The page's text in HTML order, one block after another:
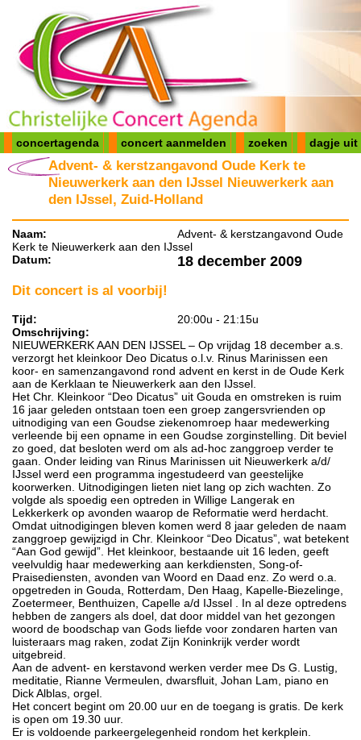
concertagenda concert aanmelden zoeken dagje uit
Advent- & kerstzangavond Oude Kerk te
Nieuwerkerk aan den IJssel Nieuwerkerk aan
den IJssel, Zuid-Holland
Naam:
Advent- & kerstzangavond Oude
Kerk te Nieuwerkerk aan den IJssel
Datum:
18 december 2009
Dit concert is al voorbij!
Tijd:
20:00u - 21:15u
Omschrijving:
NIEUWERKERK AAN DEN IJSSEL – Op vrijdag 18 december a.s.
verzorgt het kleinkoor Deo Dicatus o.l.v. Rinus Marinissen een
koor- en samenzangavond rond advent en kerst in de Oude Kerk
aan de Kerklaan te Nieuwerkerk aan den IJssel.
Het Chr. Kleinkoor “Deo Dicatus” uit Gouda en omstreken is ruim
16 jaar geleden ontstaan toen een groep zangersvrienden op
uitnodiging van een Goudse ziekenomroep haar medewerking
verleende bij een opname in een Goudse zorginstelling. Dit beviel
zo goed, dat besloten werd om als ad-hoc zanggroep verder te
gaan. Onder leiding van Rinus Marinissen uit Nieuwerkerk a/d/
IJssel werd een programma ingestudeerd van geestelijke
koorwerken. Uitnodigingen lieten niet lang op zich wachten. Zo
volgde als spoedig een optreden in Willige Langerak en
Lekkerkerk op avonden waarop de Reformatie werd herdacht.
Omdat uitnodigingen bleven komen werd 8 jaar geleden de naam
zanggroep gewijzigd in Chr. Kleinkoor “Deo Dicatus”, wat betekent
“Aan God gewijd”. Het kleinkoor, bestaande uit 16 leden, geeft
veelvuldig haar medewerking aan kerkdiensten, Song-of-
Praisediensten, avonden van Woord en Daad enz. Zo werd o.a.
opgetreden in Gouda, Rotterdam, Den Haag, Kapelle-Biezelinge,
Zoetermeer, Benthuizen, Capelle a/d IJssel . In al deze optredens
hebben de zangers als doel, dat door middel van het gezongen
woord de boodschap van Gods liefde voor zondaren harten van
luisteraars mag raken, zodat Zijn Koninkrijk verder wordt
uitgebreid.
Aan de advent- en kerstavond werken verder mee Ds G. Lustig,
meditatie, Rianne Vermeulen, dwarsfluit, Johan Lam, piano en
Dick Alblas, orgel.
Het concert begint om 20.00 uur en de toegang is gratis. De kerk
is open om 19.30 uur.
Er is voldoende parkeergelegenheid rondom het kerkplein.